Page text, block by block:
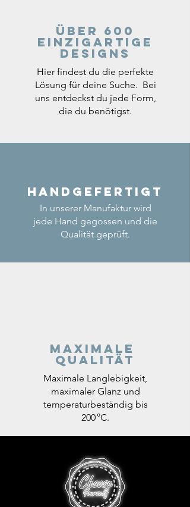
Über 600
einzigartige
Designs
Hier findest du die perfekte
Lösung für deine Suche. Bei
uns entdeckst du jede Form,
die du benötigst.
Handgefertigt
In unserer Manufaktur wird
jede Hand gegossen und die
Qualität geprüft.
Maximale
Qualität
Maximale Langlebigkeit,
maximaler Glanz und
temperaturbeständig bis
200 °C.